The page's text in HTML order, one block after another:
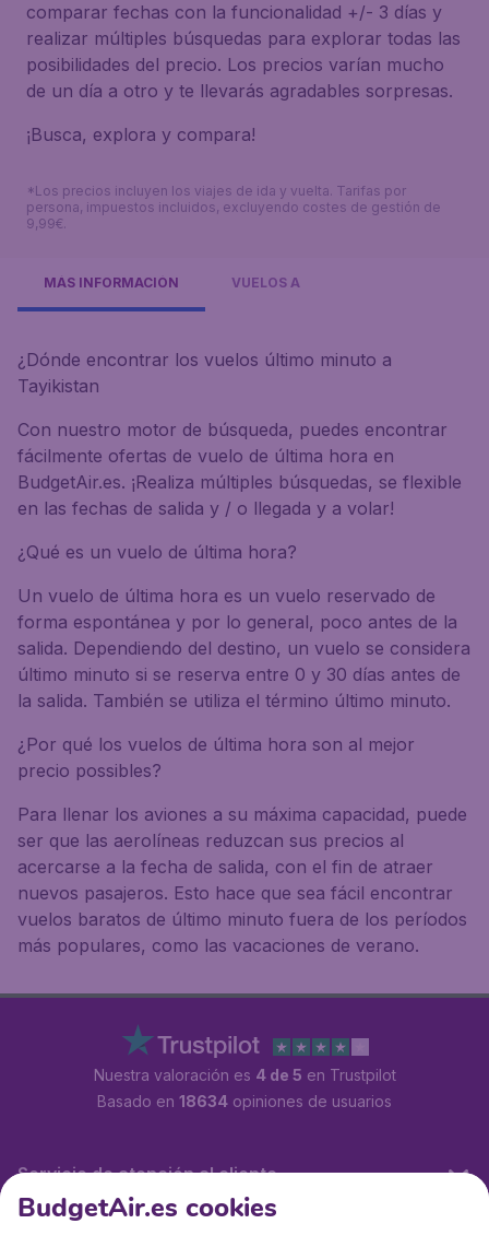
comparar fechas con la funcionalidad +/- 3 días y
realizar múltiples búsquedas para explorar todas las
posibilidades del precio. Los precios varían mucho
de un día a otro y te llevarás agradables sorpresas.
¡Busca, explora y compara!
*Los precios incluyen los viajes de ida y vuelta. Tarifas por
persona, impuestos incluidos, excluyendo costes de gestión de
9,99€.
MÁS INFORMACIÓN VUELOS A
¿Dónde encontrar los vuelos último minuto a
Tayikistan
Con nuestro motor de búsqueda, puedes encontrar
fácilmente ofertas de vuelo de última hora en
BudgetAir.es. ¡Realiza múltiples búsquedas, se flexible
en las fechas de salida y / o llegada y a volar!
¿Qué es un vuelo de última hora?
Un vuelo de última hora es un vuelo reservado de
forma espontánea y por lo general, poco antes de la
salida. Dependiendo del destino, un vuelo se considera
último minuto si se reserva entre 0 y 30 días antes de
la salida. También se utiliza el término último minuto.
¿Por qué los vuelos de última hora son al mejor
precio possibles?
Para llenar los aviones a su máxima capacidad, puede
ser que las aerolíneas reduzcan sus precios al
acercarse a la fecha de salida, con el fin de atraer
nuevos pasajeros. Esto hace que sea fácil encontrar
vuelos baratos de último minuto fuera de los períodos
más populares, como las vacaciones de verano.
Nuestra valoración es 4 de 5 en Trustpilot
Basado en 18634 opiniones de usuarios
Servicio de atención al cliente
BudgetAir.es cookies